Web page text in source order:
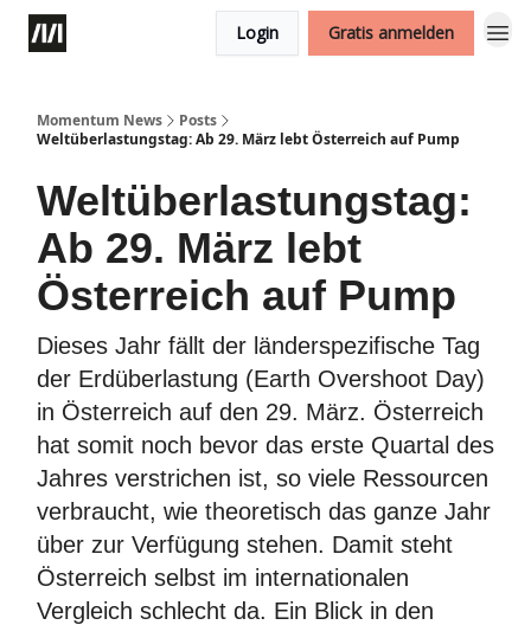
Login Gratis anmelden
Momentum News
Posts
Weltüberlastungstag: Ab 29. März lebt Österreich auf Pump
Weltüberlastungstag:
Ab 29. März lebt
Österreich auf Pump
Dieses Jahr fällt der länderspezifische Tag
der Erdüberlastung (Earth Overshoot Day)
in Österreich auf den 29. März. Österreich
hat somit noch bevor das erste Quartal des
Jahres verstrichen ist, so viele Ressourcen
verbraucht, wie theoretisch das ganze Jahr
über zur Verfügung stehen. Damit steht
Österreich selbst im internationalen
Vergleich schlecht da. Ein Blick in den